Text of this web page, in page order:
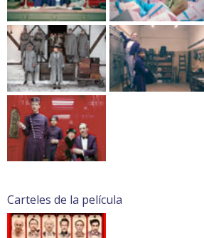
Carteles de la película